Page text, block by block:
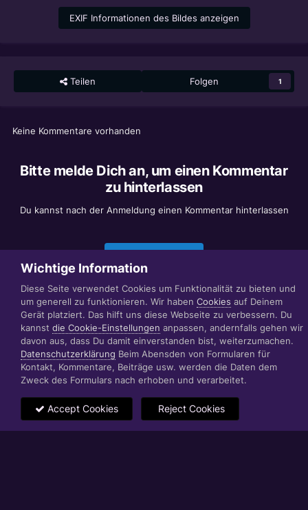
EXIF Informationen des Bildes anzeigen
Teilen Folgen 1
Keine Kommentare vorhanden
Bitte melde Dich an, um einen Kommentar
zu hinterlassen
Du kannst nach der Anmeldung einen Kommentar hinterlassen
Datenschutzerklärung Impressum
© 1999 - 2022 RÄBIGER IT|WEB|VIDEO|CONSULTING
www.raebiger.pro
Powered by Invision Community
Wichtige Information
Diese Seite verwendet Cookies um Funktionalität zu bieten und
um generell zu funktionieren. Wir haben Cookies auf Deinem
Gerät platziert. Das hilft uns diese Webseite zu verbessern. Du
kannst die Cookie-Einstellungen anpassen, andernfalls gehen wir
davon aus, dass Du damit einverstanden bist, weiterzumachen.
Datenschutzerklärung Beim Abensden von Formularen für
Kontakt, Kommentare, Beiträge usw. werden die Daten dem
Zweck des Formulars nach erhoben und verarbeitet.
Accept Cookies Reject Cookies